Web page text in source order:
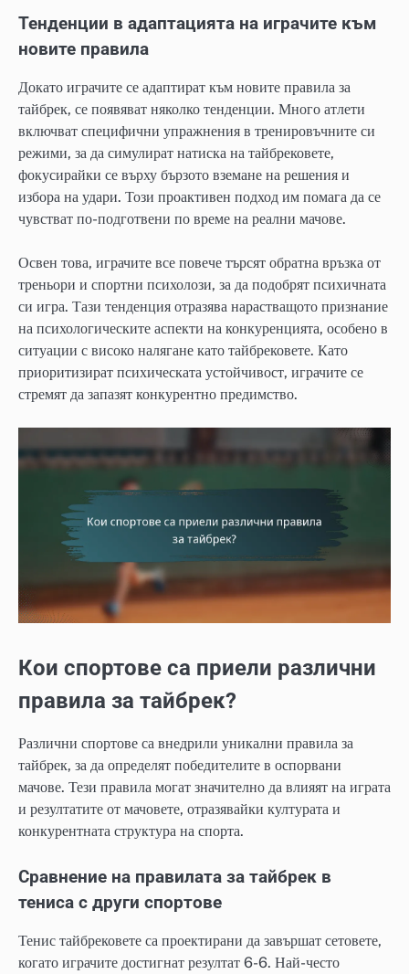
Тенденции в адаптацията на играчите към
новите правила
Докато играчите се адаптират към новите правила за
тайбрек, се появяват няколко тенденции. Много атлети
включват специфични упражнения в тренировъчните си
режими, за да симулират натиска на тайбрековете,
фокусирайки се върху бързото вземане на решения и
избора на удари. Този проактивен подход им помага да се
чувстват по-подготвени по време на реални мачове.
Освен това, играчите все повече търсят обратна връзка от
треньори и спортни психолози, за да подобрят психичната
си игра. Тази тенденция отразява нарастващото признание
на психологическите аспекти на конкуренцията, особено в
ситуации с високо налягане като тайбрековете. Като
приоритизират психическата устойчивост, играчите се
стремят да запазят конкурентно предимство.
Кои спортове са приели различни
правила за тайбрек?
Различни спортове са внедрили уникални правила за
тайбрек, за да определят победителите в оспорвани
мачове. Тези правила могат значително да влияят на играта
и резултатите от мачовете, отразявайки културата и
конкурентната структура на спорта.
Сравнение на правилата за тайбрек в
тениса с други спортове
Тенис тайбрековете са проектирани да завършат сетовете,
когато играчите достигнат резултат 6-6. Най-често